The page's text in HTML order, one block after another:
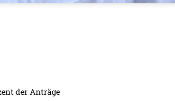
der Anträge